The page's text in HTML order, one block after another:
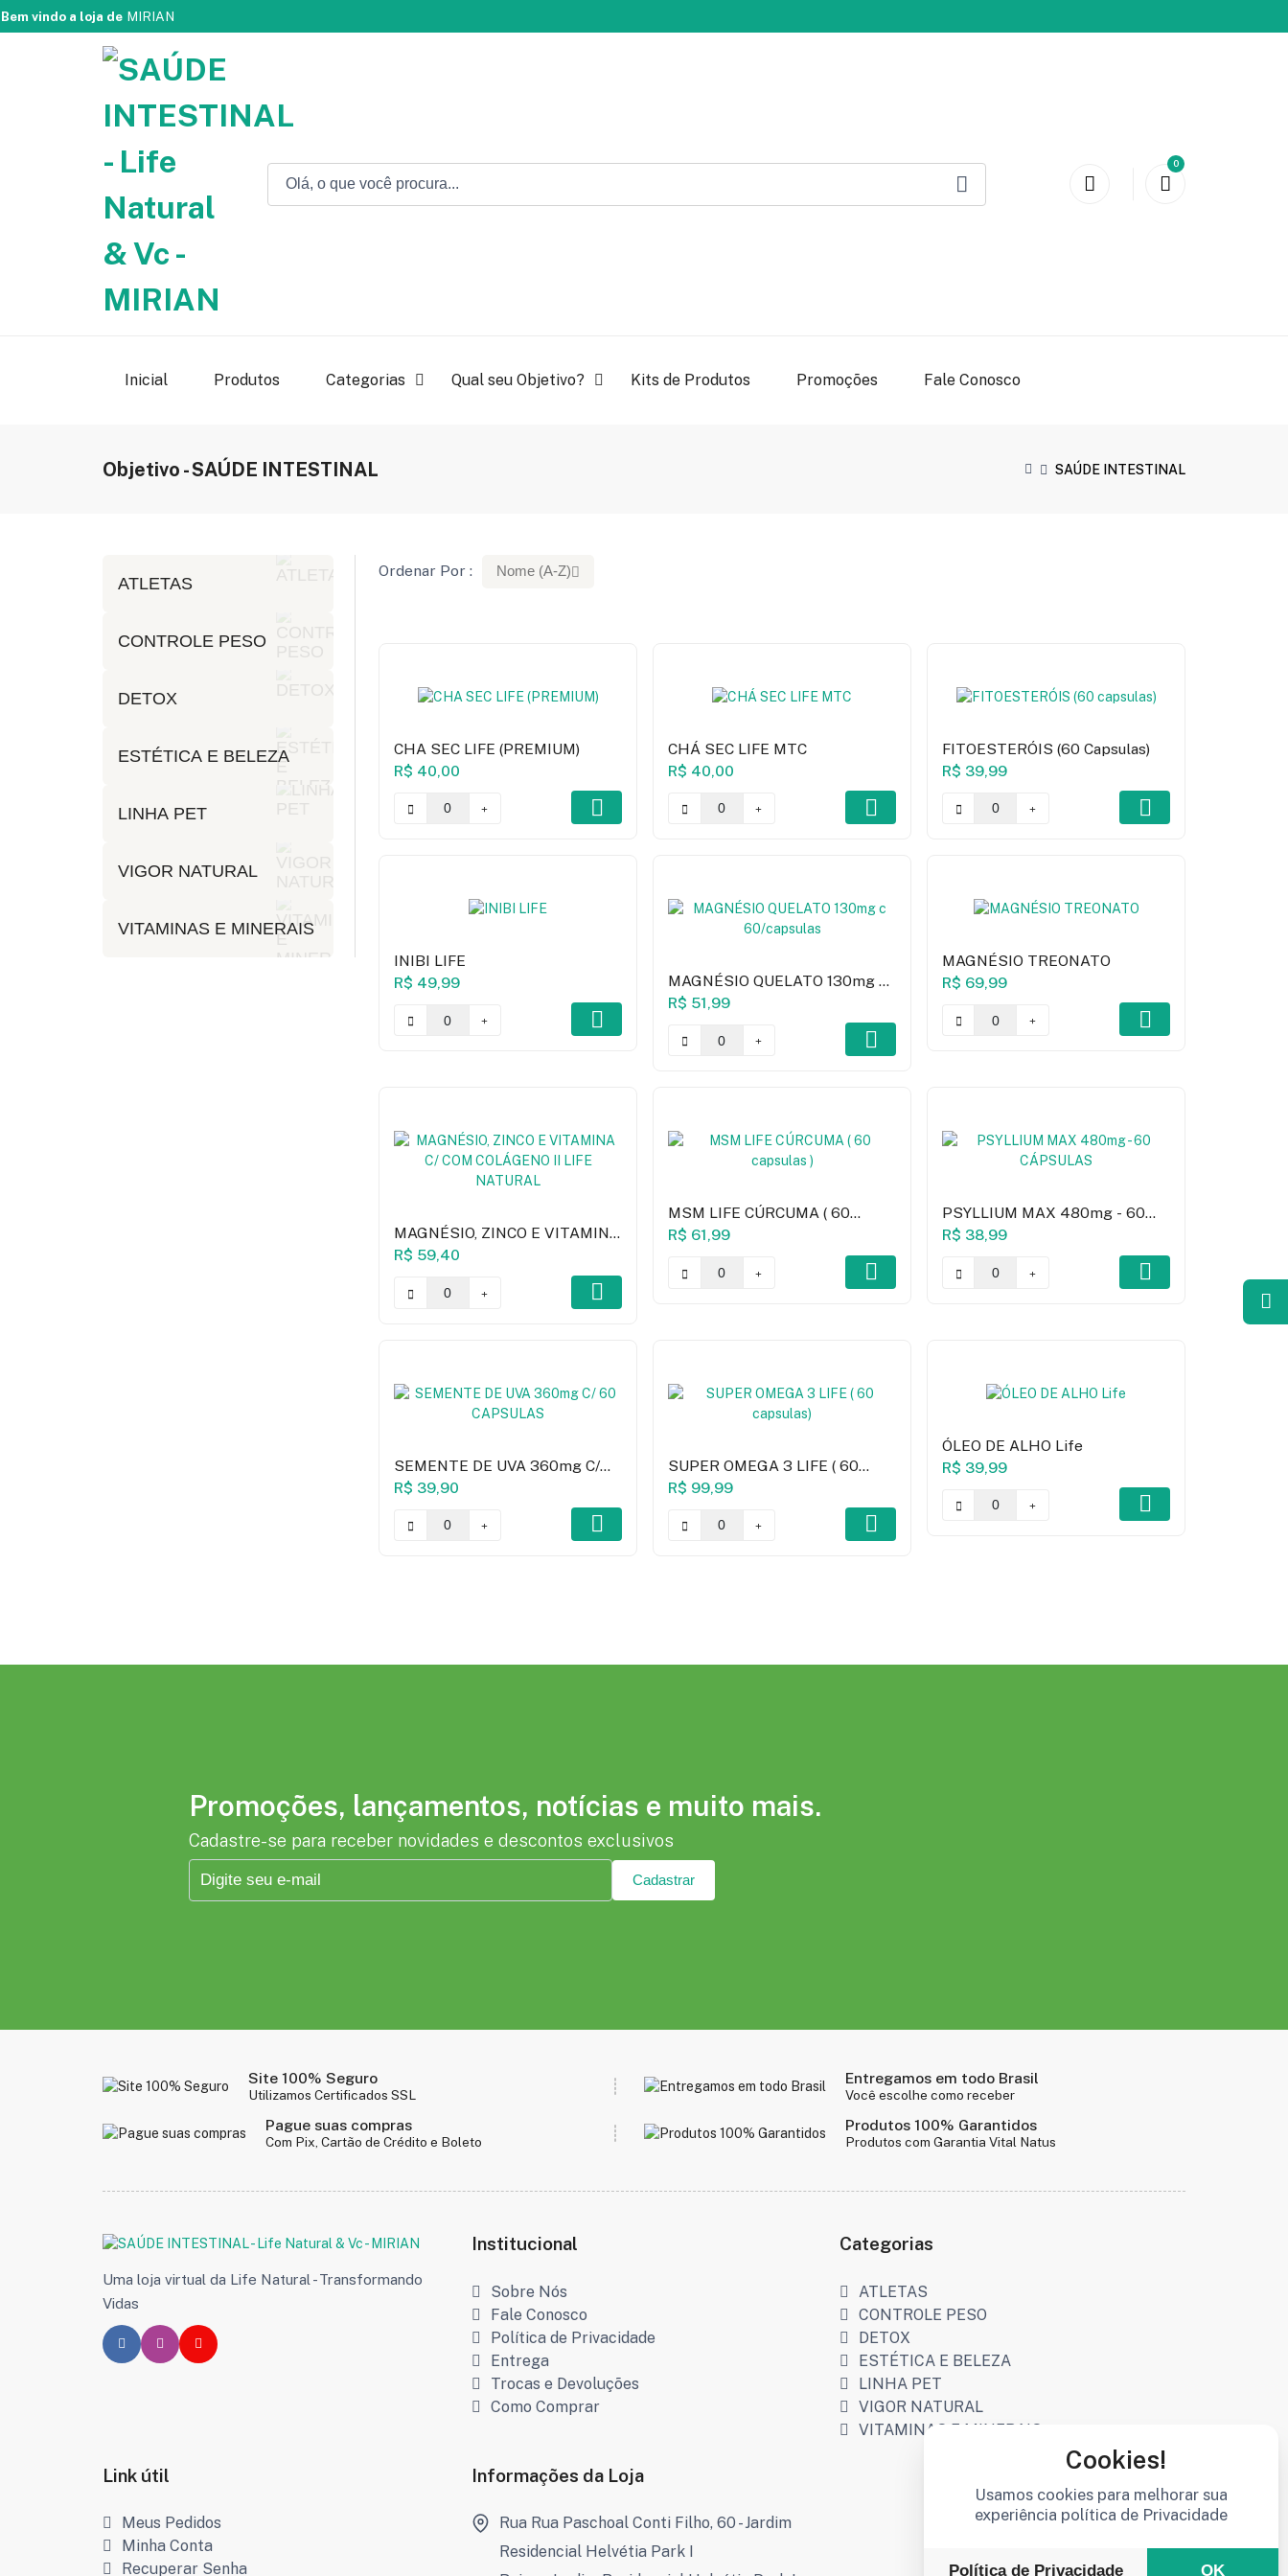
Bem vindo a loja de MIRIAN
0
Inicial Produtos Categorias Qual seu Objetivo? Kits de Produtos Promoções Fale Conosco
Objetivo - SAÚDE INTESTINAL SAÚDE INTESTINAL
ATLETAS
CONTROLE PESO
DETOX
ESTÉTICA E BELEZA
LINHA PET
VIGOR NATURAL
VITAMINAS E MINERAIS
Ordenar Por : Nome (A-Z)
CHA SEC LIFE (PREMIUM)
R$ 40,00
CHÁ SEC LIFE MTC
R$ 40,00
FITOESTERÓIS (60 Capsulas)
R$ 39,99
INIBI LIFE
R$ 49,99
MAGNÉSIO QUELATO 130mg C
60/capsulas
R$ 51,99
MAGNÉSIO TREONATO
R$ 69,99
MAGNÉSIO, ZINCO E VITAMINA
C/ COM COLÁGENO II LIFE
NATURAL
R$ 59,40
MSM LIFE CÚRCUMA ( 60
Capsulas )
R$ 61,99
PSYLLIUM MAX 480mg - 60
CÁPSULAS
R$ 38,99
SEMENTE DE UVA 360mg C/
60 CAPSULAS
R$ 39,90
SUPER OMEGA 3 LIFE ( 60
Capsulas)
R$ 99,99
ÓLEO DE ALHO Life
R$ 39,99
Promoções, lançamentos, notícias e muito mais.
Cadastre-se para receber novidades e descontos exclusivos
Cadastrar
Site 100% Seguro
Utilizamos Certificados SSL
Entregamos em todo Brasil
Você escolhe como receber
Pague suas compras
Com Pix, Cartão de Crédito e Boleto
Produtos 100% Garantidos
Produtos com Garantia Vital Natus
Uma loja virtual da Life Natural - Transformando
Vidas
Institucional
Sobre Nós
Fale Conosco
Política de Privacidade
Entrega
Trocas e Devoluções
Como Comprar
Categorias
ATLETAS
CONTROLE PESO
DETOX
ESTÉTICA E BELEZA
LINHA PET
VIGOR NATURAL
VITAMINAS E MINERAIS
Link útil
Meus Pedidos
Minha Conta
Recuperar Senha
Informações da Loja
Rua Rua Paschoal Conti Filho, 60 - Jardim
Residencial Helvétia Park I
Cookies!
Usamos cookies para melhorar sua
experiência política de Privacidade
Política de Privacidade OK